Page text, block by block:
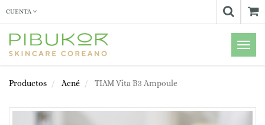
CUENTA
Menú
de
Productos
Acné TIAM Vita B3 Ampoule